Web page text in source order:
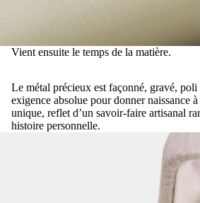
Vient ensuite le temps de la matière.
Le métal précieux est façonné, gravé, poli
exigence absolue pour donner naissance
unique, reflet d’un savoir-faire artisanal
histoire personnelle.